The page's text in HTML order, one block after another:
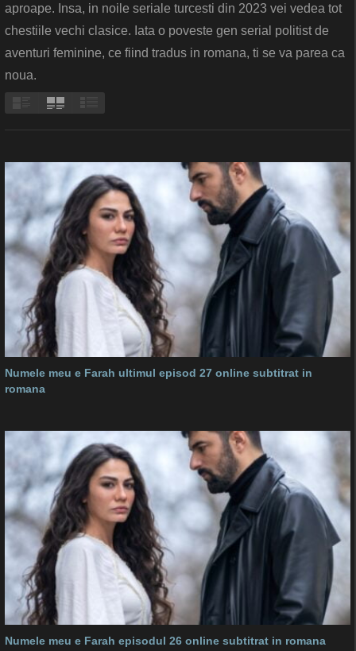
aproape. Insa, in noile seriale turcesti din 2023 vei vedea tot
chestiile vechi clasice. Iata o poveste gen serial politist de
aventuri feminine, ce fiind tradus in romana, ti se va parea ca
noua.
Numele meu e Farah ultimul episod 27 online subtitrat in
romana
Numele meu e Farah episodul 26 online subtitrat in romana